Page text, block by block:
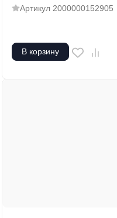
Артикул 2000000152905
В корзину